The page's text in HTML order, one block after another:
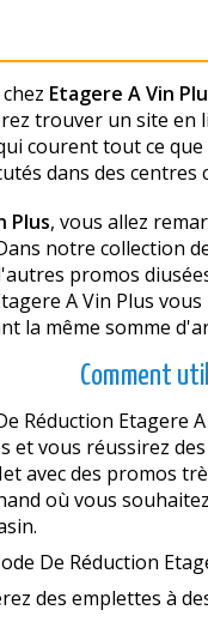
Etagere A Vin
trouver un site
courent tout ce
dans des centres
Plus, vous allez
notre collection
promos
A Vin Plus
la même somme
Comment
Réduction Etagere
et vous réussirez
avec des promos
où vous
De Réduction
des emplettes à